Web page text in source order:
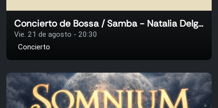
Concierto de Bossa / Samba - Natalia Delgado
Vie. 21 de agosto - 20:30
Concierto